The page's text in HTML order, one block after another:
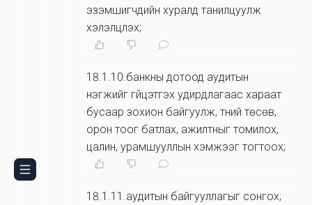
эзэмшигчдийн хуралд танилцуулж
хэлэлцүүлэх;
18.1.10.банкны дотоод аудитын
нэгжийг гүйцэтгэх удирдлагаас хараат
бусаар зохион байгуулж, түүний төсөв,
орон тоог батлах, ажилтныг томилох,
цалин, урамшууллын хэмжээг тогтоох;
18.1.11.аудитын байгууллагыг сонгох;